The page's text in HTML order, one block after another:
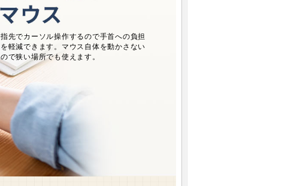
指先でカーソル操作するので手首への負担
を軽減できます。マウス自体を動かさない
ので狭い場所でも使えます。